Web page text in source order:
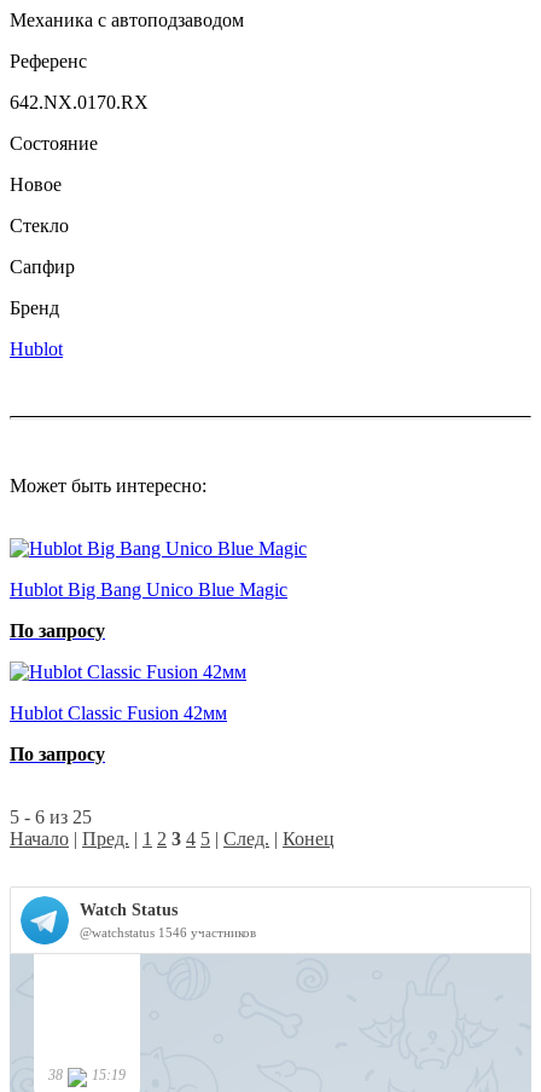
Механика с автоподзаводом
Референс
642.NX.0170.RX
Состояние
Новое
Стекло
Сапфир
Бренд
Hublot
Может быть интересно:
Hublot Big Bang Unico Blue Magic
По запросу
Hublot Classic Fusion 42мм
По запросу
5 - 6 из 25
Начало | Пред. | 1 2 3 4 5 | След. | Конец